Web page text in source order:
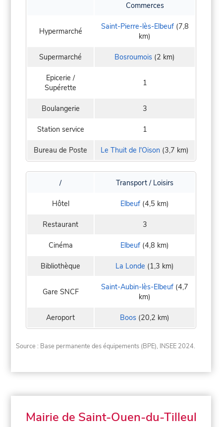
Commerces
Hypermarché Saint-Pierre-lès-Elbeuf(7,8
km)
Supermarché Bosroumois (2 km)
Epicerie /
Supérette
1
Boulangerie 3
Station service 1
Bureau de Poste Le Thuit de l'Oison (3,7 km)
/ Transport / Loisirs
Hôtel Elbeuf (4,5 km)
Restaurant 3
Cinéma Elbeuf (4,8 km)
Bibliothèque La Londe (1,3 km)
Gare SNCF Saint-Aubin-lès-Elbeuf (4,7
km)
Aeroport Boos (20,2 km)
Source : Base permanente des équipements (BPE), INSEE 2024.
Mairie de Saint-Ouen-du-Tilleul